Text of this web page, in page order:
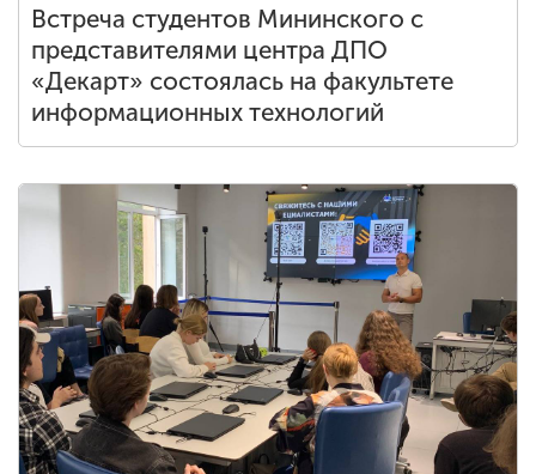
Встреча студентов Мининского с
представителями центра ДПО
«Декарт» состоялась на факультете
информационных технологий